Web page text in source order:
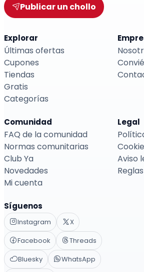
Publicar un chollo
Explorar
Últimas ofertas
Cupones
Tiendas
Gratis
Categorías
Comunidad
FAQ de la comunidad
Normas comunitarias
Club Ya
Novedades
Mi cuenta
Legal
Aviso
Síguenos
Instagram
X
Facebook
Threads
Bluesky
WhatsApp